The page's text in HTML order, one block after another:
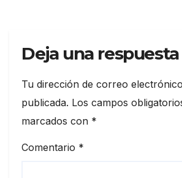
Deja una respuesta
Tu dirección de correo
publicada. Los campos
marcados con *
Comentario *